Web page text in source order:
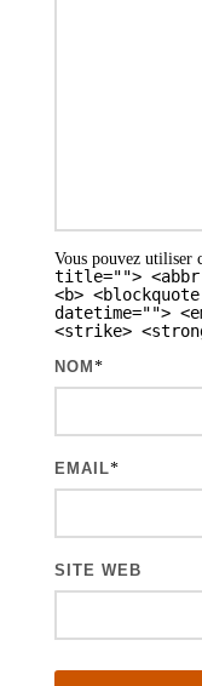
Vous pouvez utiliser
title="">
<b>
datetime="">
<strike>
NOM *
EMAIL*
SITE WEB